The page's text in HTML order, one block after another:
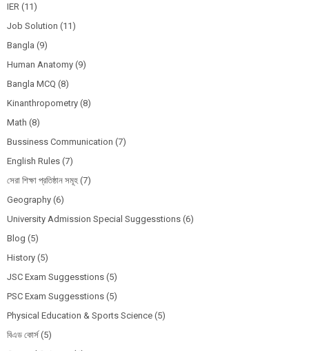
IER (11)
Job Solution (11)
Bangla (9)
Human Anatomy (9)
Bangla MCQ (8)
Kinanthropometry (8)
Math (8)
Bussiness Communication (7)
English Rules (7)
সেরা শিক্ষা প্রতিষ্ঠান সমূহ (7)
Geography (6)
University Admission Special Suggesstions (6)
Blog (5)
History (5)
JSC Exam Suggesstions (5)
PSC Exam Suggesstions (5)
Physical Education & Sports Science (5)
বিএড কোর্স (5)